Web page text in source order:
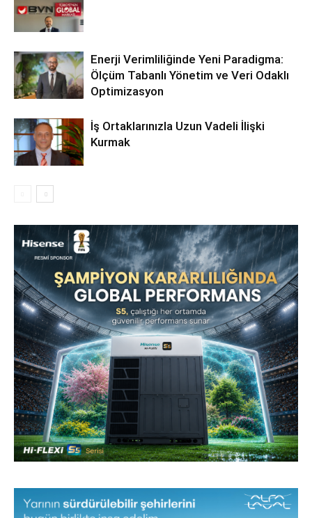
Enerji Verimliliğinde Yeni Paradigma:
Ölçüm Tabanlı Yönetim ve Veri Odaklı
Optimizasyon
İş Ortaklarınızla Uzun Vadeli İlişki
Kurmak